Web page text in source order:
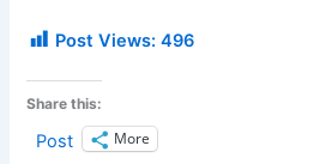
Post Views: 496
Share this:
Post More